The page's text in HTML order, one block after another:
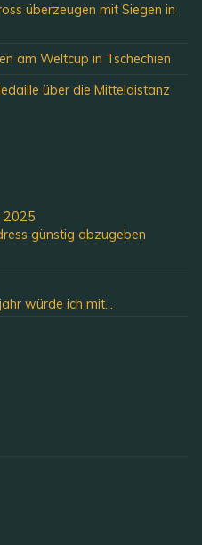
überzeugen mit Siegen in
am Weltcup in Tschechien
über die Mitteldistanz
2025
günstig abzugeben
würde ich mit...